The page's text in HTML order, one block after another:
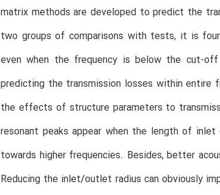
matrix methods are developed to predict the
two groups of comparisons with tests, it is
even when the frequency is below the cut-
predicting the transmission losses within entire
the effects of structure parameters to
resonant peaks appear when the length of
towards higher frequencies. Besides, better
Reducing the inlet/outlet radius can obviously